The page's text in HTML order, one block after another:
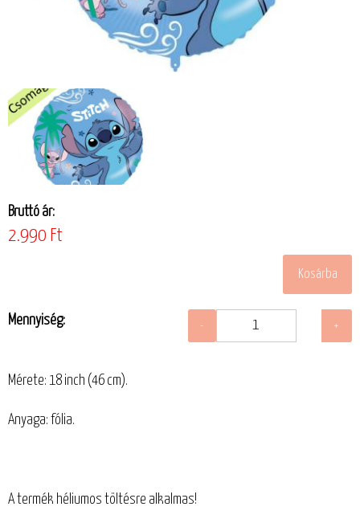
Bruttó ár:
2.990 Ft
Mennyiség:
Mérete: 18 inch (46 cm).
Anyaga: fólia.
A termék héliumos töltésre alkalmas!